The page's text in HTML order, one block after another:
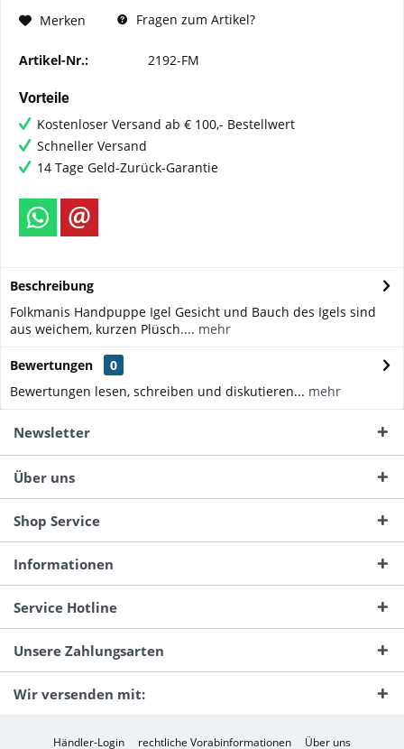
Merken Fragen zum Artikel?
Artikel-Nr.: 2192-FM
Vorteile
Kostenloser Versand ab € 100,- Bestellwert
Schneller Versand
14 Tage Geld-Zurück-Garantie
Beschreibung
Folkmanis Handpuppe Igel Gesicht und Bauch des Igels sind
aus weichem, kurzen Plüsch.... mehr
Bewertungen
0
Bewertungen lesen, schreiben und diskutieren... mehr
Newsletter
Über uns
Shop Service
Informationen
Service Hotline
Unsere Zahlungsarten
Wir versenden mit:
Händler-Login rechtliche Vorabinformationen Über uns